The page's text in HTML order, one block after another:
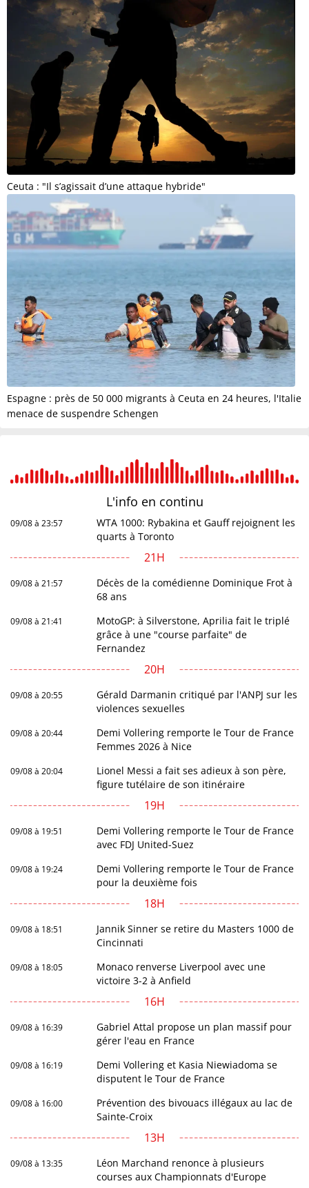
Ceuta : "Il s’agissait d’une attaque hybride"
Espagne : près de 50 000 migrants à Ceuta en 24 heures, l'Italie
menace de suspendre Schengen
L'info en continu
09/08 à 23:57
WTA 1000: Rybakina et Gauff rejoignent les
quarts à Toronto
21H
09/08 à 21:57
Décès de la comédienne Dominique Frot à
68 ans
09/08 à 21:41
MotoGP: à Silverstone, Aprilia fait le triplé
grâce à une "course parfaite" de
Fernandez
20H
09/08 à 20:55
Gérald Darmanin critiqué par l'ANPJ sur les
violences sexuelles
09/08 à 20:44
Demi Vollering remporte le Tour de France
Femmes 2026 à Nice
09/08 à 20:04
Lionel Messi a fait ses adieux à son père,
figure tutélaire de son itinéraire
19H
09/08 à 19:51
Demi Vollering remporte le Tour de France
avec FDJ United-Suez
09/08 à 19:24
Demi Vollering remporte le Tour de France
pour la deuxième fois
18H
09/08 à 18:51
Jannik Sinner se retire du Masters 1000 de
Cincinnati
09/08 à 18:05
Monaco renverse Liverpool avec une
victoire 3-2 à Anfield
16H
09/08 à 16:39
Gabriel Attal propose un plan massif pour
gérer l'eau en France
09/08 à 16:19
Demi Vollering et Kasia Niewiadoma se
disputent le Tour de France
09/08 à 16:00
Prévention des bivouacs illégaux au lac de
Sainte-Croix
13H
09/08 à 13:35
Léon Marchand renonce à plusieurs
courses aux Championnats d'Europe